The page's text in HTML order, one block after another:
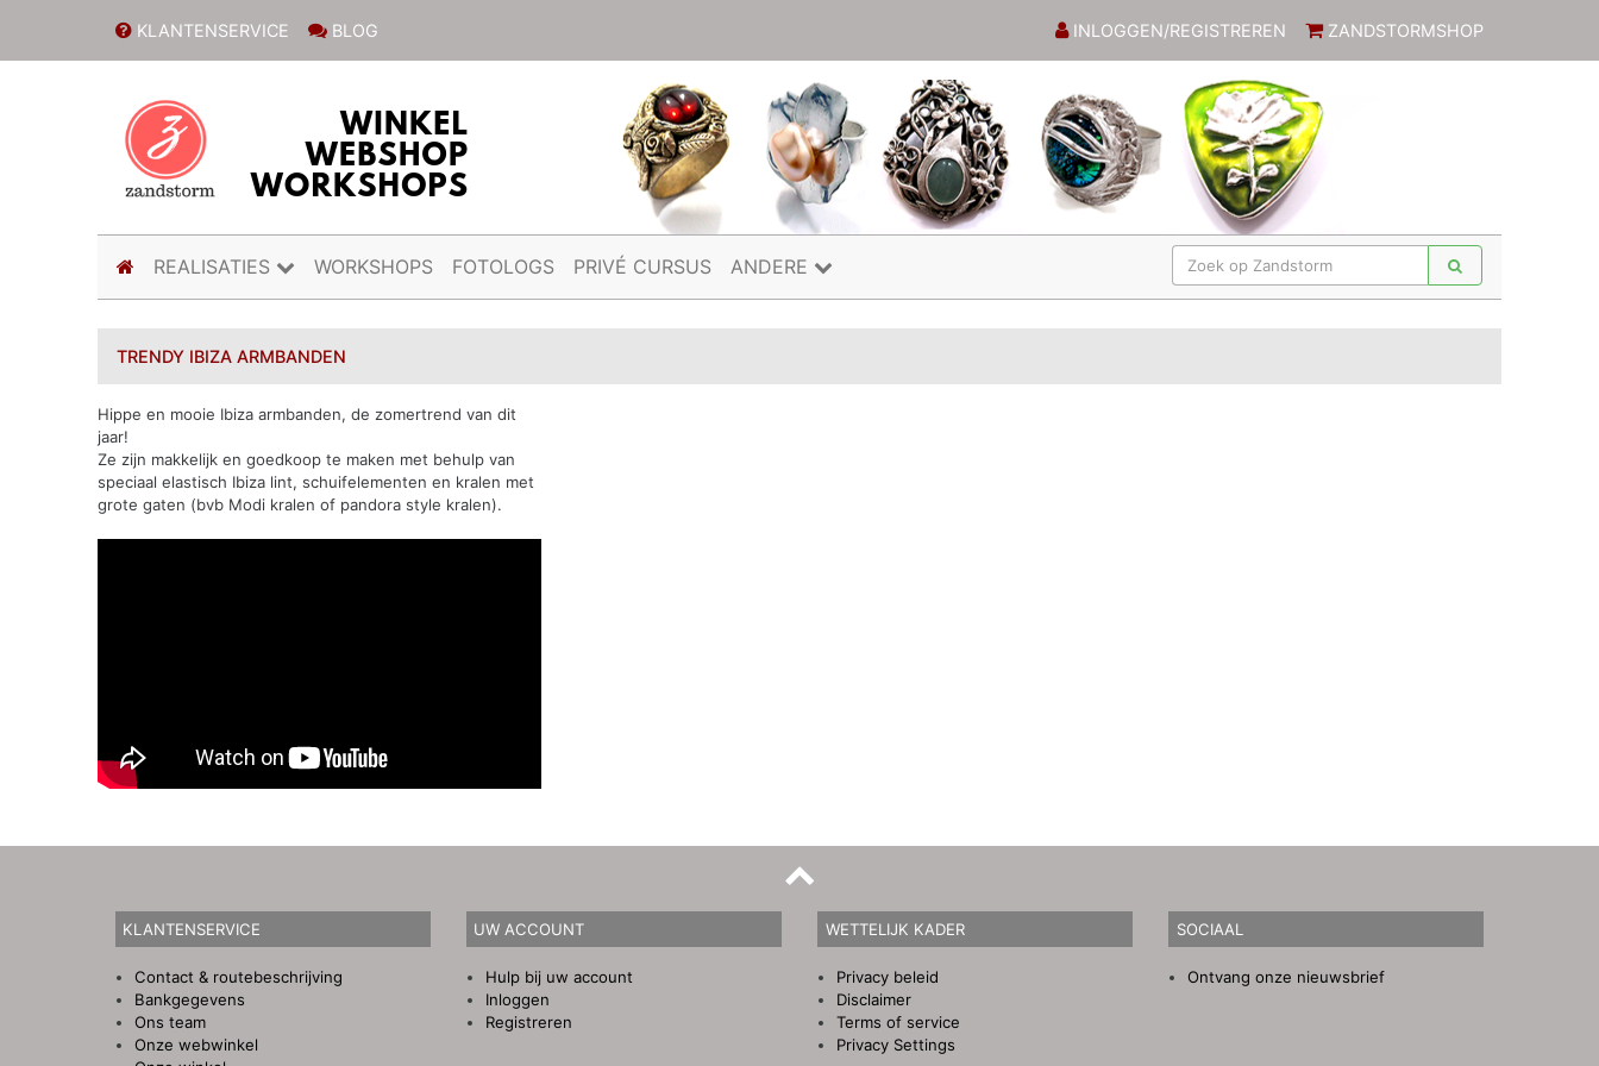
KLANTENSERVICE BLOG INLOGGEN/REGISTREREN ZANDSTORMSHOP
(current)
REALISATIES WORKSHOPS FOTOLOGS PRIVÉ CURSUS ANDERE
TRENDY IBIZA ARMBANDEN
Hippe en mooie Ibiza armbanden, de zomertrend van dit
jaar!
Ze zijn makkelijk en goedkoop te maken met behulp van
speciaal elastisch Ibiza lint, schuifelementen en kralen met
grote gaten (bvb Modi kralen of pandora style kralen).
KLANTENSERVICE
Contact & routebeschrijving
Bankgegevens
Ons team
Onze webwinkel
UW ACCOUNT
Hulp bij uw account
Inloggen
Registreren
WETTELIJK KADER
Privacy beleid
Disclaimer
Terms of service
Privacy Settings
SOCIAAL
Ontvang onze nieuwsbrief